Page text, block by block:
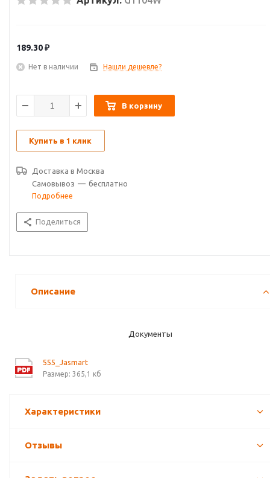
189.30₽
Нет в наличии Нашли дешевле?
В корзину
Купить в 1 клик
Доставка в Москва
Самовывоз — бесплатно
Подробнее
Поделиться
Описание
Документы
555_Jasmart
Размер: 365,1 кб
Характеристики
Отзывы